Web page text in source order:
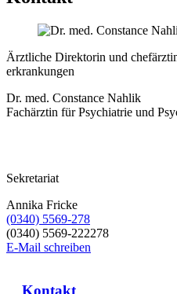
Ärztliche Direktorin und
erkrankungen
Dr. med. Constance Nahlik
Fachärztin für Psychiatrie und
Sekretariat
Annika Fricke
(0340) 5569-278
(0340) 5569-222278
E-Mail schreiben
Kontakt